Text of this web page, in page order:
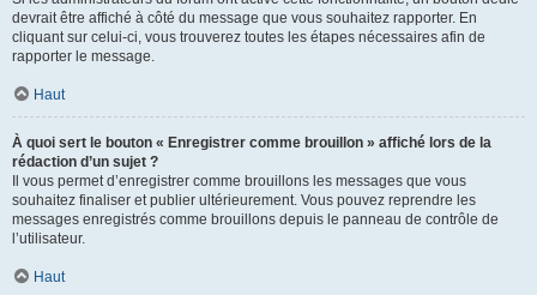
devrait être affiché à côté du message que vous souhaitez rapporter. En
cliquant sur celui-ci, vous trouverez toutes les étapes nécessaires afin de
rapporter le message.
Haut
À quoi sert le bouton « Enregistrer comme brouillon » affiché lors de la
rédaction d’un sujet ?
Il vous permet d’enregistrer comme brouillons les messages que vous
souhaitez finaliser et publier ultérieurement. Vous pouvez reprendre les
messages enregistrés comme brouillons depuis le panneau de contrôle de
l’utilisateur.
Haut